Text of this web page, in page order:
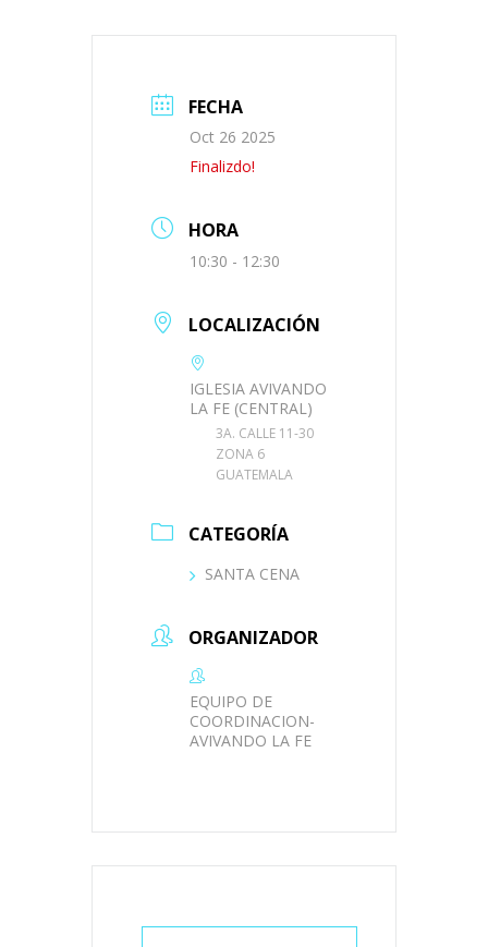
FECHA
Oct 26 2025
Finalizdo!
HORA
10:30 - 12:30
LOCALIZACIÓN
IGLESIA AVIVANDO
LA FE (CENTRAL)
3A. CALLE 11-30
ZONA 6
GUATEMALA
CATEGORÍA
SANTA CENA
ORGANIZADOR
EQUIPO DE
COORDINACION-
AVIVANDO LA FE